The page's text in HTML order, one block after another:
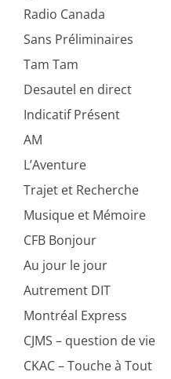
Radio Canada
Sans Préliminaires
Tam Tam
Desautel en direct
Indicatif Présent
AM
L’Aventure
Trajet et Recherche
Musique et Mémoire
CFB Bonjour
Au jour le jour
Autrement DIT
Montréal Express
CJMS – question de vie
CKAC – Touche à Tout